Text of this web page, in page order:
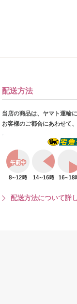
配送方法
当店の商品は、ヤマト運輸
お客様のご都合にあわせて
配送方法について詳